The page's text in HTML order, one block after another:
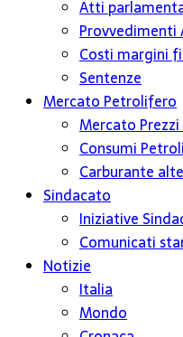
Atti
Costi margini
Sentenze
Mercato Petrolifero
Mercato
Consumi
Carburante
Sindacato
Iniziative
Comunicati
Notizie
Italia
Mondo